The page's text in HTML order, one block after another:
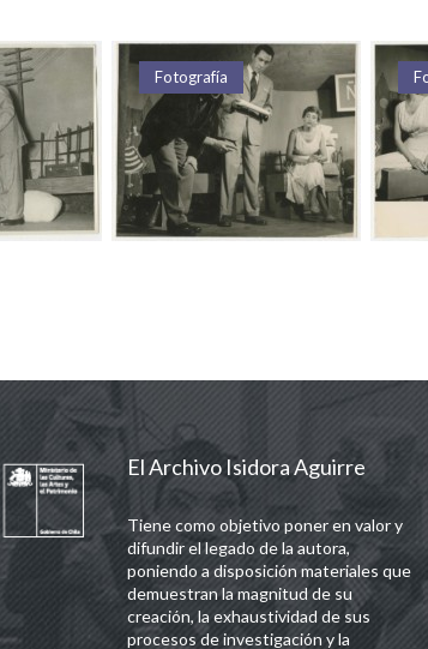
Fotografía
El Archivo Isidora Aguirre
Tiene como objetivo poner en valor y
difundir el legado de la autora,
poniendo a disposición materiales que
demuestran la magnitud de su
creación, la exhaustividad de sus
procesos de investigación y la